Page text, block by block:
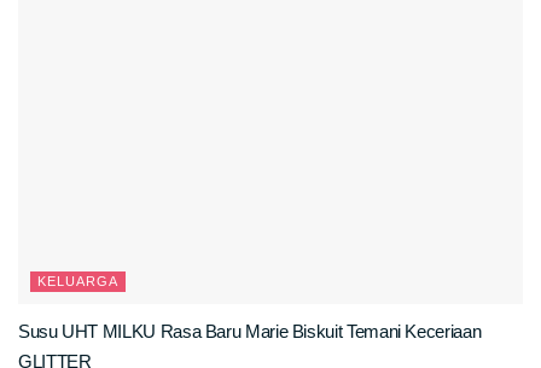
KELUARGA
Susu UHT MILKU Rasa Baru Marie Biskuit Temani Keceriaan
GLITTER